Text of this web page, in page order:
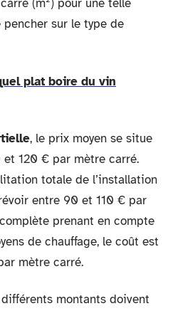
(m²) pour une telle
sur le type de
plat boire du vin
, le prix moyen se situe
120 € par mètre carré.
totale de l’installation
entre 90 et 110 € par
prenant en compte
de chauffage, le coût est
mètre carré.
montants doivent